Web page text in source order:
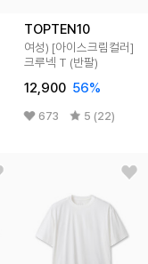
TOPTEN10
여성) [아이스크림컬러]
크루넥 T (반팔)
12,900 56%
673 5 (22)